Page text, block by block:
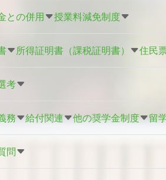
との併用 授業料減免制度
所得証明書（課税証明書） 住民
考
務 給付関連 他の奨学金制度 留
問